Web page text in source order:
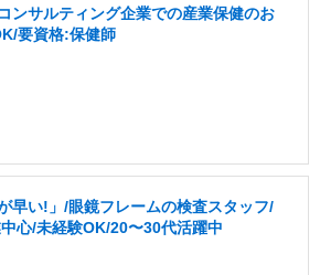
ンサルティング企業での産業保健のお
要資格:保健師
早い!」/眼鏡フレームの検査スタッフ/
心/未経験OK/20〜30代活躍中